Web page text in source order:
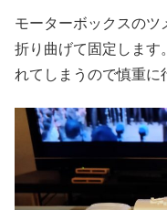
モーターボックスの
折り曲げて固定しま
れてしまうので慎重に